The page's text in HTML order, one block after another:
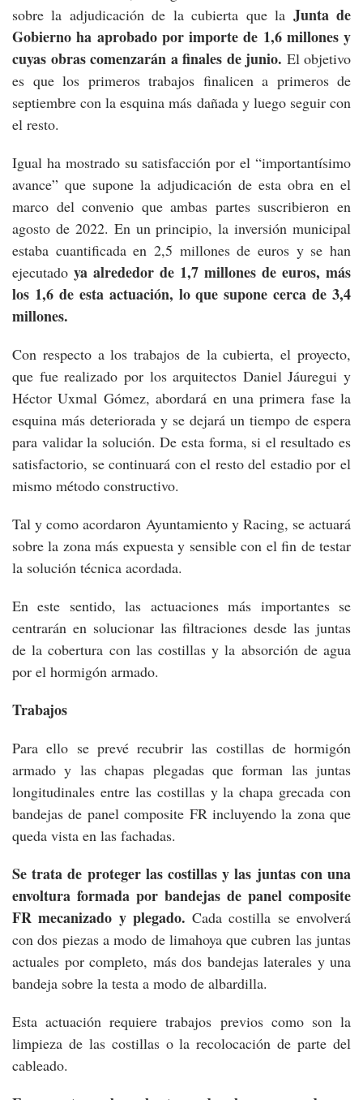
sobre la adjudicación de la cubierta que la Junta de
Gobierno ha aprobado por importe de 1,6 millones y
cuyas obras comenzarán a finales de junio. El objetivo
es que los primeros trabajos finalicen a primeros de
septiembre con la esquina más dañada y luego seguir con
el resto.
Igual ha mostrado su satisfacción por el “importantísimo
avance” que supone la adjudicación de esta obra en el
marco del convenio que ambas partes suscribieron en
agosto de 2022. En un principio, la inversión municipal
estaba cuantificada en 2,5 millones de euros y se han
ejecutado ya alrededor de 1,7 millones de euros, más
los 1,6 de esta actuación, lo que supone cerca de 3,4
millones.
Con respecto a los trabajos de la cubierta, el proyecto,
que fue realizado por los arquitectos Daniel Jáuregui y
Héctor Uxmal Gómez, abordará en una primera fase la
esquina más deteriorada y se dejará un tiempo de espera
para validar la solución. De esta forma, si el resultado es
satisfactorio, se continuará con el resto del estadio por el
mismo método constructivo.
Tal y como acordaron Ayuntamiento y Racing, se actuará
sobre la zona más expuesta y sensible con el fin de testar
la solución técnica acordada.
En este sentido, las actuaciones más importantes se
centrarán en solucionar las filtraciones desde las juntas
de la cobertura con las costillas y la absorción de agua
por el hormigón armado.
Trabajos
Para ello se prevé recubrir las costillas de hormigón
armado y las chapas plegadas que forman las juntas
longitudinales entre las costillas y la chapa grecada con
bandejas de panel composite FR incluyendo la zona que
queda vista en las fachadas.
Se trata de proteger las costillas y las juntas con una
envoltura formada por bandejas de panel composite
FR mecanizado y plegado. Cada costilla se envolverá
con dos piezas a modo de limahoya que cubren las juntas
actuales por completo, más dos bandejas laterales y una
bandeja sobre la testa a modo de albardilla.
Esta actuación requiere trabajos previos como son la
limpieza de las costillas o la recolocación de parte del
cableado.